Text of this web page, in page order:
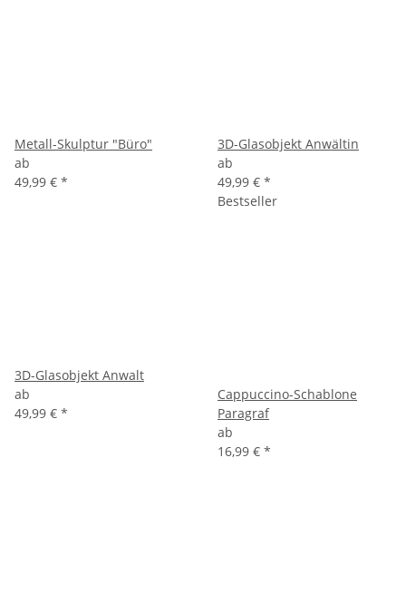
Metall-Skulptur "Büro"
ab
49,99 € *
3D-Glasobjekt Anwältin
ab
49,99 € *
3D-Glasobjekt Anwalt
ab
49,99 € *
Bestseller
Cappuccino-Schablone
Paragraf
ab
16,99 € *